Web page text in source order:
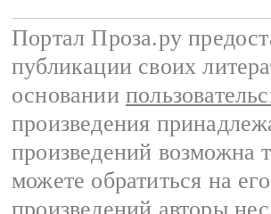
Портал Проза.ру
публикации своих
основании
произведения
произведений возможна
можете обратиться на
произведений авторы